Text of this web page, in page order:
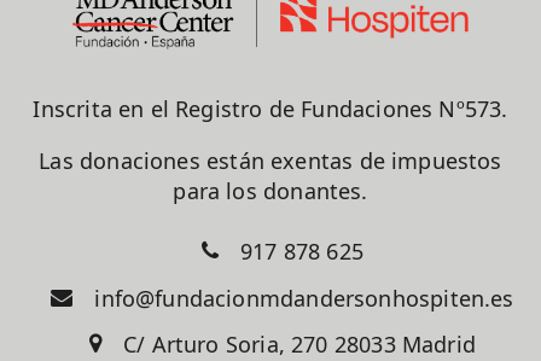
Inscrita en el Registro de Fundaciones Nº573.
Las donaciones están exentas de impuestos
para los donantes.
917 878 625
info@fundacionmdandersonhospiten.es
C/ Arturo Soria, 270 28033 Madrid